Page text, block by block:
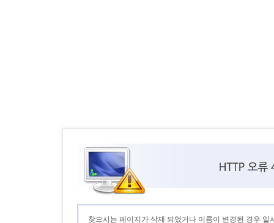
찾으시는 페이지가 삭제 되었거나 이름이 변경된 경우 일